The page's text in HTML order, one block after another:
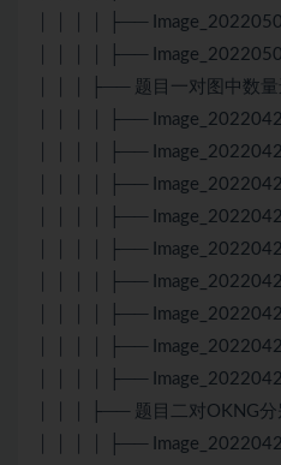
│ │ │ │ ├──
│ │ │ │ ├──
│ │ │ ├── 题目一对图中数量
│ │ │ │ ├──
│ │ │ │ ├──
│ │ │ │ ├──
│ │ │ │ ├──
│ │ │ │ ├──
│ │ │ │ ├──
│ │ │ │ ├──
│ │ │ │ ├──
│ │ │ │ ├──
│ │ │ ├── 题目二对OKNG分
│ │ │ │ ├──